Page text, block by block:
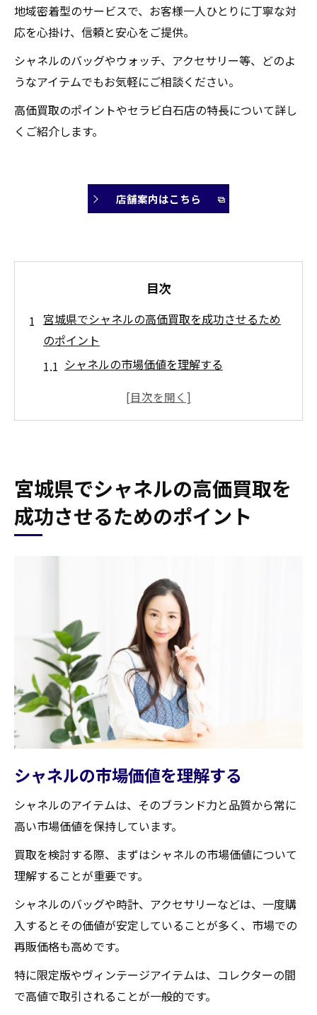
地域密着型のサービスで、お客様一人ひとりに丁寧な対
応を心掛け、信頼と安心をご提供。
シャネルのバッグやウォッチ、アクセサリー等、どのよ
うなアイテムでもお気軽にご相談ください。
高価買取のポイントやセラビ白石店の特長について詳し
くご紹介します。
店舗案内はこちら
目次
宮城県でシャネルの高価買取を成功させるため
のポイント
シャネルの市場価値を理解する
査定前に行うべき商品の手入れ
買取後の手続きと注意点
買取大吉セラビ白石店でシャネルのバッグを高
額査定する方法
シャネルのバッグの人気モデルとは
査定前に行うべき掃除と保管方法
持ち込み時の注意点と必要書類
査定結果に満足するためのポイント
買取大吉セラビ白石店の顧客対応の魅力
シャネル製品の状態が買取価格に与える影響と
その対策
商品の保存状態が価格に与える影響
傷や汚れを最小限にする方法
定期的なメンテナンスの必要性
専門家による状態評価のポイント
重要な理由
地域密着型サービスの利点
地元顧客との信頼関係の構築
地域特有の需要に対応する方法
口コミと評判がもたらす影響
宮城県でシャネルの高価買取を
成功させるためのポイント
シャネルの市場価値を理解する
シャネルのアイテムは、そのブランド力と品質から常に
高い市場価値を保持しています。
買取を検討する際、まずはシャネルの市場価値について
理解することが重要です。
シャネルのバッグや時計、アクセサリーなどは、一度購
入するとその価値が安定していることが多く、市場での
再販価格も高めです。
特に限定版やヴィンテージアイテムは、コレクターの間
で高値で取引されることが一般的です。